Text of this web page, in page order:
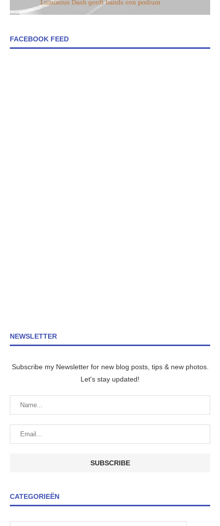
FACEBOOK FEED
NEWSLETTER
Subscribe my Newsletter for new blog posts, tips & new photos.
Let's stay updated!
CATEGORIEËN